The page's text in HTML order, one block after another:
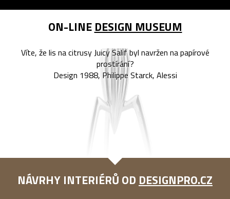
ON-LINE DESIGN MUSEUM
Víte, že lis na citrusy Juicy Salif byl navržen na papírové
prostírání?
Design 1988, Philippe Starck, Alessi
NÁVRHY INTERIÉRŮ OD DESIGNPRO.CZ